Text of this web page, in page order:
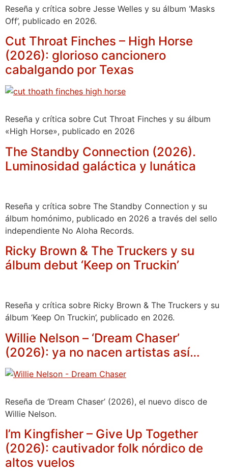
Reseña y crítica sobre Jesse Welles y su álbum ‘Masks
Off’, publicado en 2026.
Cut Throat Finches – High Horse
(2026): glorioso cancionero
cabalgando por Texas
Reseña y crítica sobre Cut Throat Finches y su álbum
«High Horse», publicado en 2026
The Standby Connection (2026).
Luminosidad galáctica y lunática
Reseña y crítica sobre The Standby Connection y su
álbum homónimo, publicado en 2026 a través del sello
independiente No Aloha Records.
Ricky Brown & The Truckers y su
álbum debut ‘Keep on Truckin’
Reseña y crítica sobre Ricky Brown & The Truckers y su
álbum ‘Keep On Truckin’, publicado en 2026.
Willie Nelson – ‘Dream Chaser’
(2026): ya no nacen artistas así…
Reseña de ‘Dream Chaser’ (2026), el nuevo disco de
Willie Nelson.
I’m Kingfisher – Give Up Together
(2026): cautivador folk nórdico de
altos vuelos